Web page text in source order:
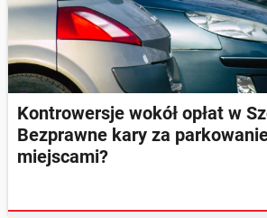
Kontrowersje wokół opłat w
Bezprawne kary za
miejscami?